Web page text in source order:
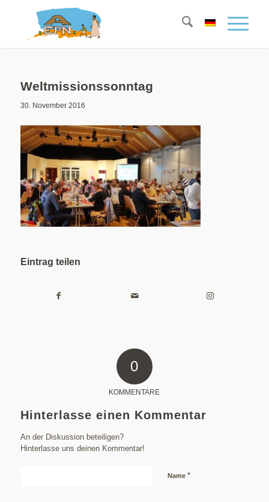
Weltmissionssonntag
30. November 2016
Eintrag teilen
0
KOMMENTARE
Hinterlasse einen Kommentar
An der Diskussion beteiligen?
Hinterlasse uns deinen Kommentar!
Name *